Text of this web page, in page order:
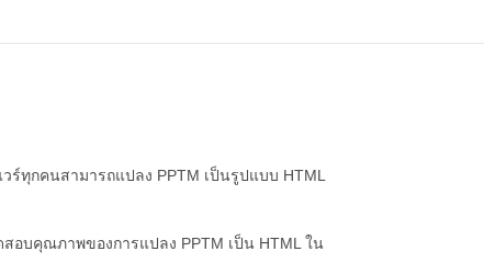
ทุกคนสามารถแปลง PPTM เป็นรูปแบบ HTML
อบคุณภาพของการแปลง PPTM เป็น HTML ใน